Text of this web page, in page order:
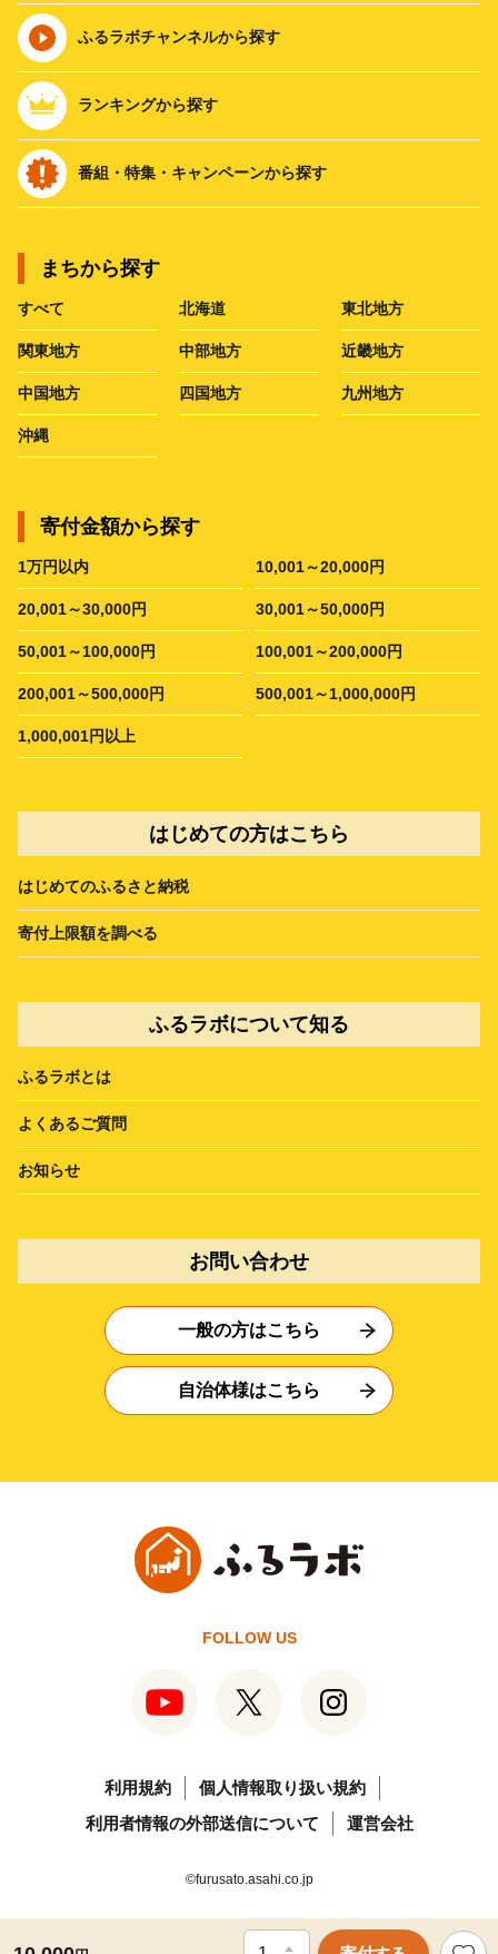
ふるラボチャンネルから探す
ランキングから探す
番組・特集・キャンペーンから探す
まちから探す
すべて 北海道 東北地方
関東地方 中部地方 近畿地方
中国地方 四国地方 九州地方
沖縄
寄付金額から探す
1万円以内 10,001～20,000円
20,001～30,000円 30,001～50,000円
50,001～100,000円 100,001～200,000円
200,001～500,000円 500,001～1,000,000円
1,000,001円以上
はじめての方はこちら
はじめてのふるさと納税
寄付上限額を調べる
ふるラボについて知る
ふるラボとは
よくあるご質問
お知らせ
お問い合わせ
一般の方はこちら
自治体様はこちら
FOLLOW US
利用規約
個人情報取り扱い規約
利用者情報の外部送信について
運営会社
©furusato.asahi.co.jp